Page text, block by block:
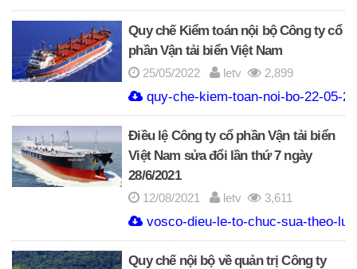
Quy chế Kiểm toán nội bộ Công ty cổ
phần Vận tải biển Việt Nam
25/05/2022 letv 2,899
quy-che-kiem-toan-noi-bo-22-05-
Điều lệ Công ty cổ phần Vận tải biển
Việt Nam sửa đổi lần thứ 7 ngày
28/6/2021
12/08/2021 letv 3,611
vosco-dieu-le-to-chuc-sua-theo-
Quy chế nội bộ về quản trị Công ty